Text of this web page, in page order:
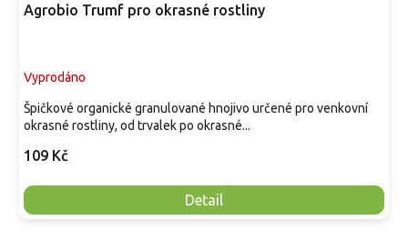
Agrobio Trumf pro okrasné rostliny
Vyprodáno
109 Kč
Detail
Špičkové organické granulované hnojivo určené pro venkovní
okrasné rostliny, od trvalek po okrasné...